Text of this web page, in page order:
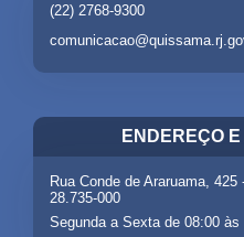
(22) 2768-9300
ENDEREÇO
Rua Conde de Araruama,
28.735-000
Segunda a Sexta de 08:00 às